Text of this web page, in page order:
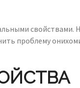
проблему